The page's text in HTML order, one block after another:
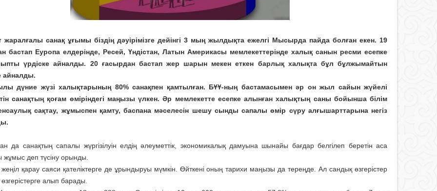
жаралғалы санақ ұғымы біздің дәуірімізге дейінгі 3 мың жылдықта ежелгі Мысырда пайда болған екен. 19
бастап Еуропа елдерінде, Ресей, Үндістан, Латын Америкасы мемлекеттерінде халық санын ресми есепке
үрдіске айналды. 20 ғасырдан бастап жер шарын мекен еткен барлық халықта бұл бұлжымайтын
айналды.
дүние жүзі халықтарының 80% санақпен қамтылған. БҰҰ-ның бастамасымен әр он жыл сайын жүйелі
санақтың қоғам өміріндегі маңызы үлкен. Әр мемлекетте есепке алынған халықтың саны бойынша білім
сақтау, жұмыспен қамту, баспана мәселесін шешу сынды сапалы өмір сүру алғышарттарына негіз
да санақтың сапалы жүргізілуін елдің әлеуметтік, экономикалық дамуына шынайы бағдар белгілеп беретін аса
жұмыс деп түсіну орынды.
қарау саяси қателіктерге де ұрындыруы мүмкін. Өйткені оның тарихи маңызы да тереңде. Ал сандық өзгерістер
алып барады.